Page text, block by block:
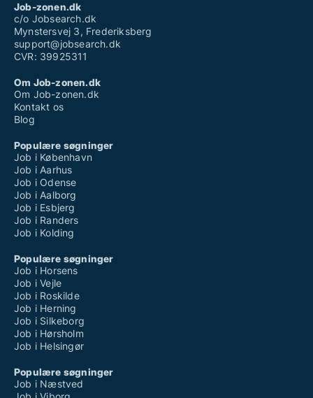
Job-zonen.dk
c/o Jobsearch.dk
Mynstersvej 3, Frederiksberg
support@jobsearch.dk
CVR: 39925311
Om Job-zonen.dk
Om Job-zonen.dk
Kontakt os
Blog
Populære søgninger
Job i København
Job i Aarhus
Job i Odense
Job i Aalborg
Job i Esbjerg
Job i Randers
Job i Kolding
Populære søgninger
Job i Horsens
Job i Vejle
Job i Roskilde
Job i Herning
Job i Silkeborg
Job i Hørsholm
Job i Helsingør
Populære søgninger
Job i Næstved